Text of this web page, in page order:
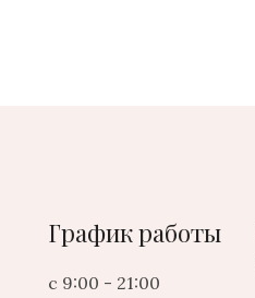
График работы
с 9:00 - 21:00